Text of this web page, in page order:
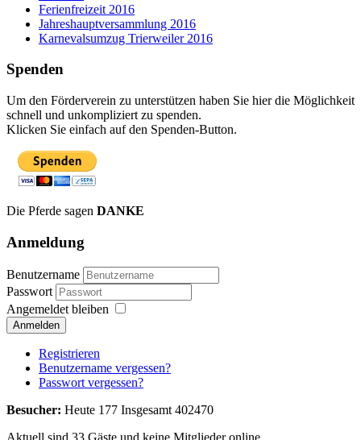
Ferienfreizeit 2016
Jahreshauptversammlung 2016
Karnevalsumzug Trierweiler 2016
Spenden
Um den Förderverein zu unterstützen haben Sie hier die Möglichkeit
schnell und unkompliziert zu spenden.
Klicken Sie einfach auf den Spenden-Button.
Die Pferde sagen DANKE
Anmeldung
Benutzername
Passwort
Angemeldet bleiben
Anmelden
Registrieren
Benutzername vergessen?
Passwort vergessen?
Besucher: Heute 177 Insgesamt 402470
Aktuell sind 33 Gäste und keine Mitglieder online